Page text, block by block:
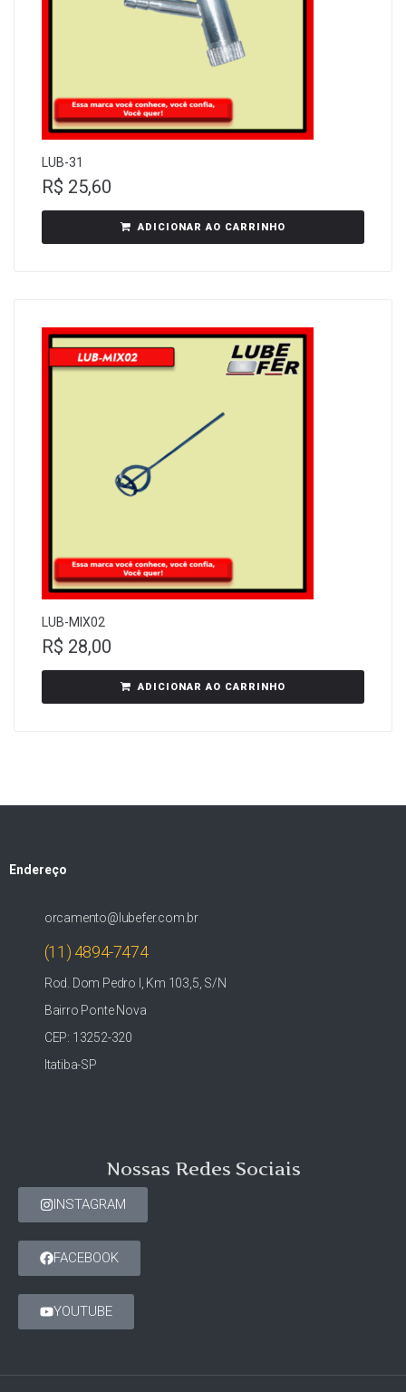
LUB-31
R$ 25,60
ADICIONAR AO CARRINHO
LUB-MIX02
R$ 28,00
ADICIONAR AO CARRINHO
Endereço
orcamento@lubefer.com.br
(11) 4894-7474
Rod. Dom Pedro I, Km 103,5, S/N
Bairro Ponte Nova
CEP: 13252-320
Itatiba-SP
Nossas Redes Sociais
INSTAGRAM
FACEBOOK
YOUTUBE